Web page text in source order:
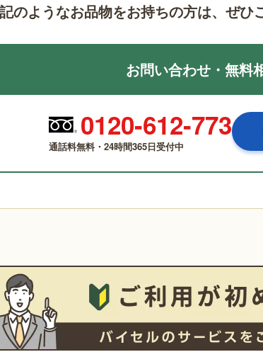
のようなお品物をお持ちの方は、 ぜひ
お問い合わせ・無料
0120-612-773
通話料無料・24時間365日受付中